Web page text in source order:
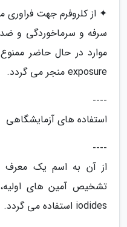
✦ از کلروفرم جهت فراوری
سرفه و سرماخوردگی و
exposure منجر می گردد.
----
استفاده های آزمایشگاهی
----
از آن به اسم یک معرف
iodides استفاده می گردد.